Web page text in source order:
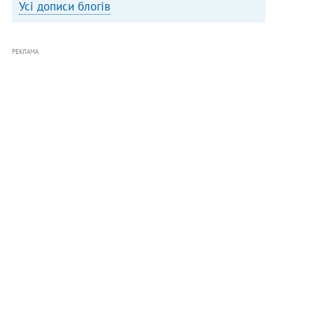
Усі дописи блогів
РЕКЛАМА